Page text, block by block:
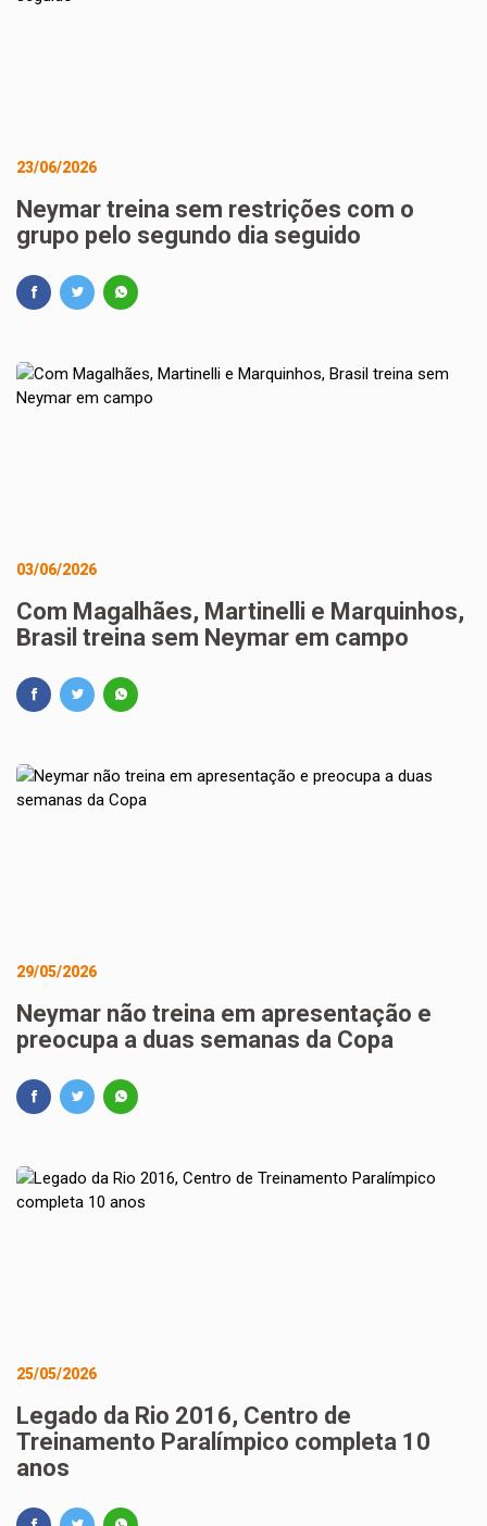
23/06/2026
Neymar treina sem restrições com o
grupo pelo segundo dia seguido
03/06/2026
Com Magalhães, Martinelli e Marquinhos,
Brasil treina sem Neymar em campo
29/05/2026
Neymar não treina em apresentação e
preocupa a duas semanas da Copa
25/05/2026
Legado da Rio 2016, Centro de
Treinamento Paralímpico completa 10
anos